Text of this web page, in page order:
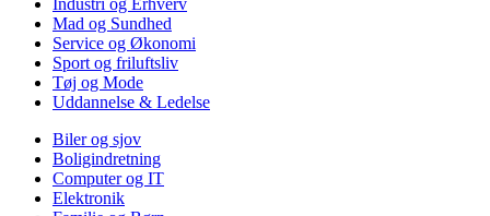
Industri og Erhverv
Mad og Sundhed
Service og Økonomi
Sport og friluftsliv
Tøj og Mode
Uddannelse & Ledelse
Biler og sjov
Boligindretning
Computer og IT
Elektronik